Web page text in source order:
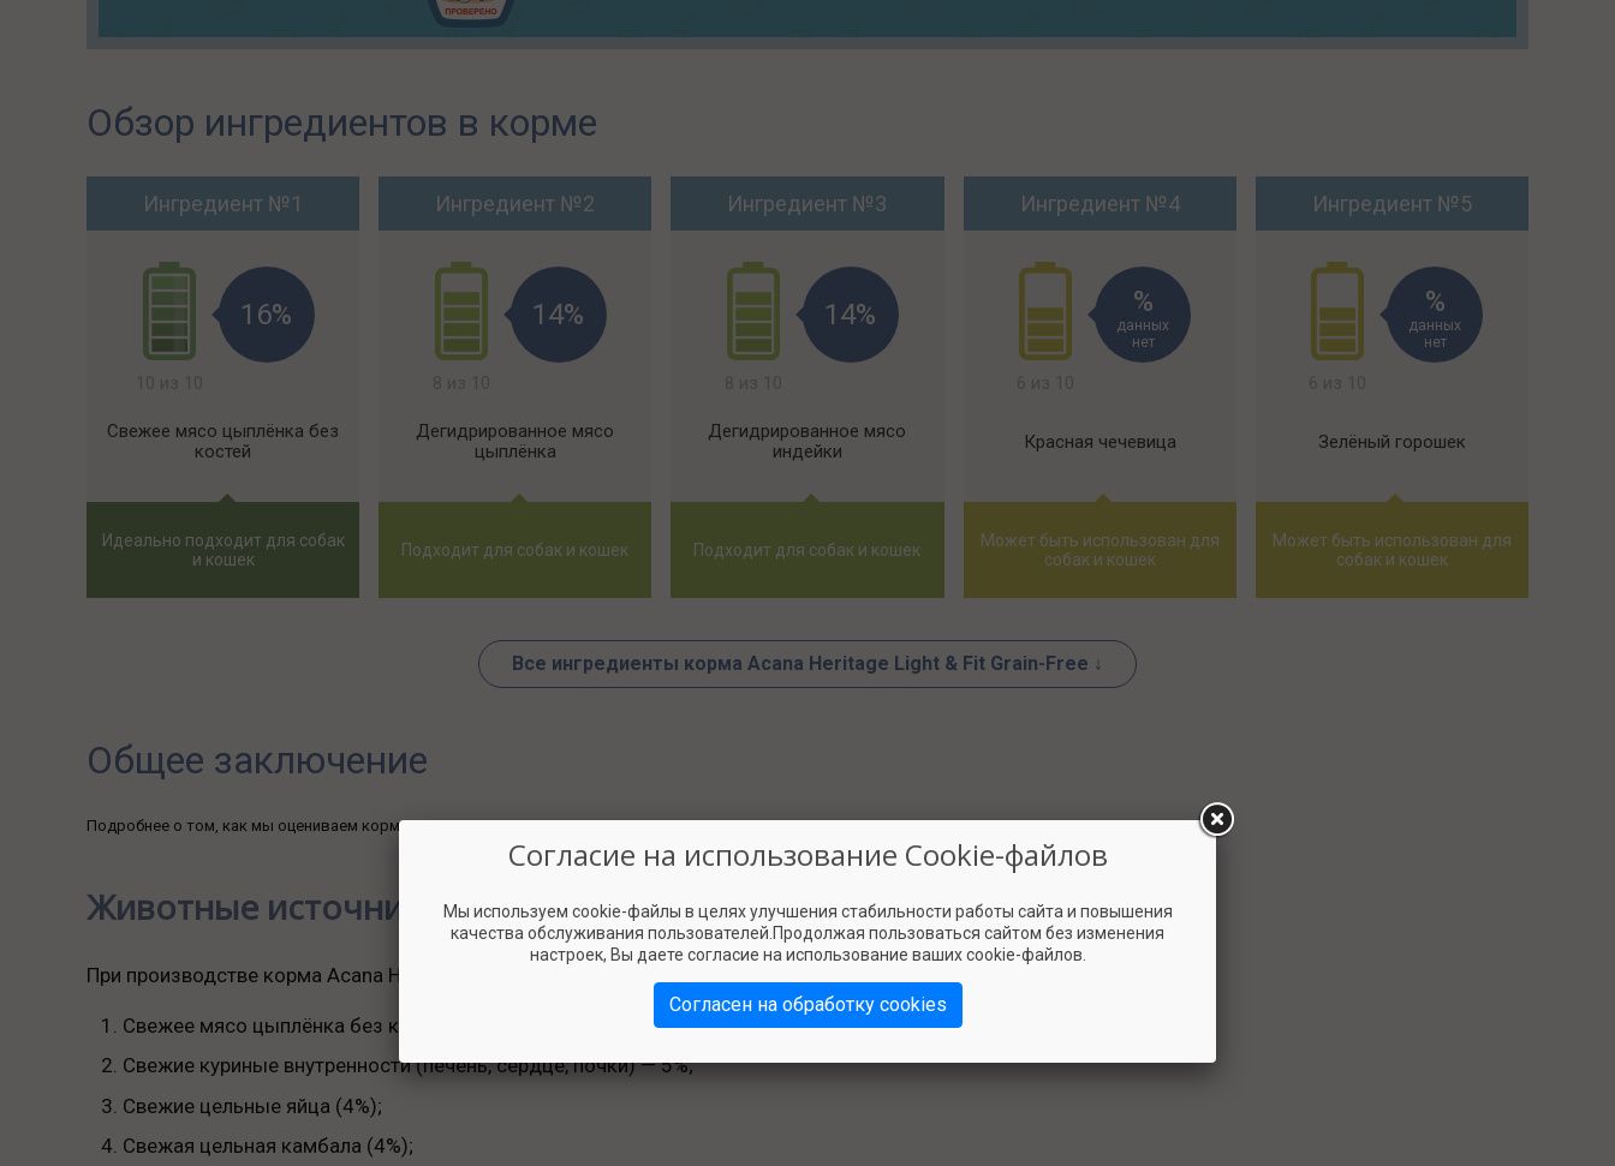
Обзор ингредиентов в корме
Ингредиент №1
16%
Свежее мясо цыплёнка без
костей
Идеально подходит для собак
и кошек
Ингредиент №2
14%
Дегидрированное мясо
цыплёнка
Подходит для собак и кошек
Ингредиент №3
14%
Дегидрированное мясо
индейки
Подходит для собак и кошек
Ингредиент №4
данных
нет
Красная чечевица
Может быть использован для
собак и кошек
Ингредиент №5
данных
нет
Зелёный горошек
Может быть использован для
собак и кошек
Все ингредиенты корма Acana Heritage Light & Fit Grain-Free ↓
Общее заключение
Подробнее о том, как мы оцениваем корма, вы можете узнать в разделекритерии оценки
Животные источники белка
При производстве корма Acana Heritage Light & Fit было использовано целых пять свежих мясных ингредиентов:
Свежее мясо цыплёнка без костей (16%);
Свежие куриные внутренности (печень, сердце, почки) — 5%;
Свежие цельные яйца (4%);
Свежая цельная камбала (4%);
Согласие на использование Cookie-файлов
Мы используем cookie-файлы в целях улучшения стабильности работы сайта и повышения
качества обслуживания пользователей.Продолжая пользоваться сайтом без изменения
настроек, Вы даете согласие на использование ваших cookie-файлов.
Согласен на обработку cookies